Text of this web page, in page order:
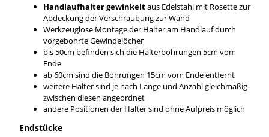
Handlaufhalter gewinkeltaus Edelstahl mit Rosette zur
Abdeckung der Verschraubung zur Wand
Werkzeuglose Montage der Halter am Handlauf durch
vorgebohrte Gewindelöcher
bis 50cm befinden sich die Halterbohrungen 5cm vom
Ende
ab 60cm sind die Bohrungen 15cm vom Ende entfernt
weitere Halter sind je nach Länge und Anzahl gleichmäßig
zwischen diesen angeordnet
andere Positionen der Halter sind ohne Aufpreis möglich
Endstücke